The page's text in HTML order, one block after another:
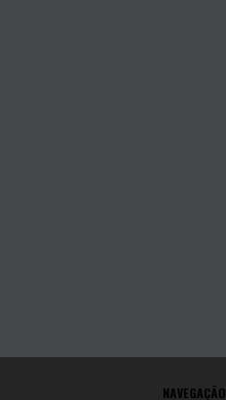
NAVEGAÇÃO